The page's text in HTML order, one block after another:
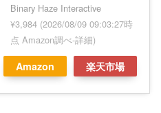
Binary Haze Interactive
¥3,984 (2026/08/09 09:03:27時
点 Amazon調べ-詳細)
Amazon 楽天市場